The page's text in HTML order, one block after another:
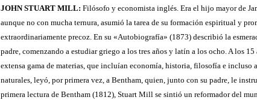
JOHN STUART MILL: Filósofo y economista inglés. Era el hijo mayor de
aunque no con mucha ternura, asumió la tarea de su formación espiritual y
extraordinariamente precoz. En su «Autobiografía» (1873) describió la
padre, comenzando a estudiar griego a los tres años y latín a los ocho. A los
extensa gama de materias, que incluían economía, historia, filosofía e incluso
naturales, leyó, por primera vez, a Bentham, quien, junto con su padre, le
primera lectura de Bentham (1812), Stuart Mill se sintió un reformador del